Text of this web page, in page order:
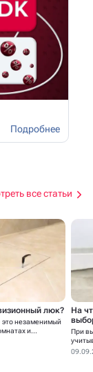
Подробнее
все статьи
люк?
незаменимый
и...
На
При